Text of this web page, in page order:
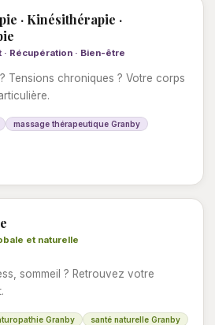
· Kinésithérapie ·
Récupération · Bien-être
Tensions chroniques ? Votre corps
massage thérapeutique Granby
et naturelle
sommeil ? Retrouvez votre
Granby santé naturelle Granby